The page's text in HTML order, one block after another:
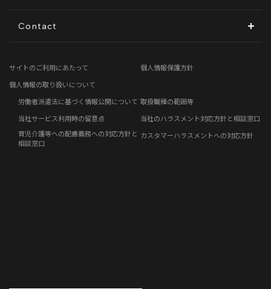
地方創生コラム
お客さまの声
社員の声
事例紹介
Contact
サイトのご利用にあたって
個人情報保護方針
個人情報の取り扱いについて
労働者派遣法に基づく情報公開について 取扱職種の範囲等
当社サービス利用時の留意点
当社のハラスメント対応方針と相談窓口
育児介護等への配慮義務への対応方針と
相談窓口
カスタマーハラスメントへの対応方針